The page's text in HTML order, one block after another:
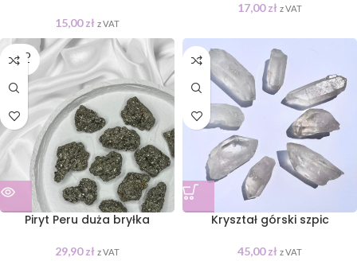
15,00zł z VAT
17,00zł z VAT
SOLD
OUT
Piryt Peru duża bryłka
29,90zł z VAT
Kryształ górski szpic
45,00zł z VAT